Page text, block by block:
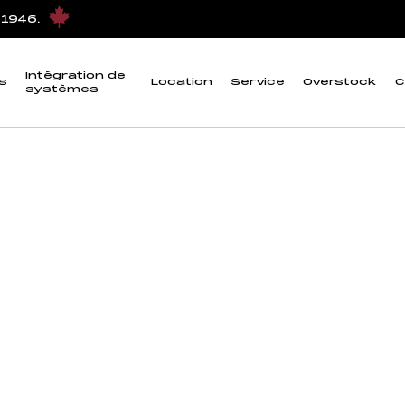
Intégration de
systèmes
Location Service Overstock
et d'interface